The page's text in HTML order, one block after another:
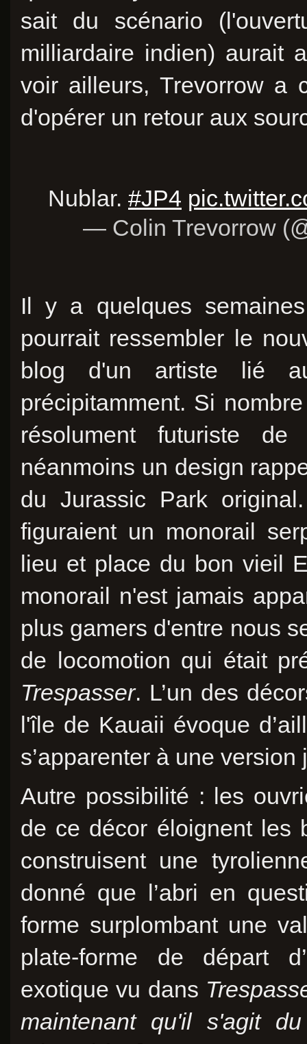
sait du scénario
milliardaire indien) aurait
voir ailleurs, Trevorrow a
d'opérer un retour aux
Nublar. #JP4
— Colin Trevorrow
Il y a quelques
pourrait ressembler le
blog d'un artiste lié
précipitamment. Si
résolument futuriste
néanmoins un design
du Jurassic Park
figuraient un monorail
lieu et place du bon vieil
monorail n'est jamais
plus gamers d'entre nous
de locomotion qui était
Trespasser. L’un des
l'île de Kauaii évoque
s’apparenter à une
Autre possibilité : les
de ce décor éloignent les
construisent une
donné que l’abri en
forme surplombant une
plate-forme de départ
exotique vu dans
maintenant qu'il s'agit